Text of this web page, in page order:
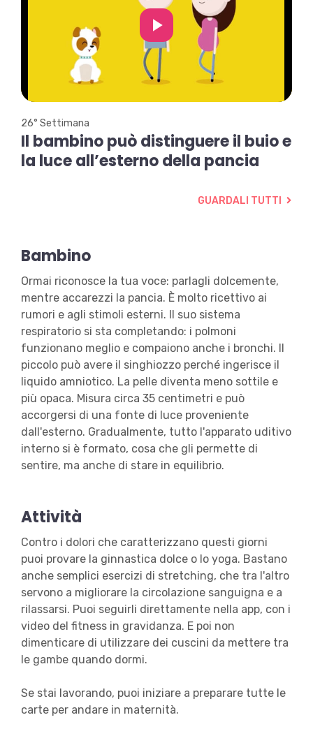
Play
Video
26° Settimana
Il bambino può distinguere il buioe
la luce all’esterno della pancia
GUARDALI TUTTI
Bambino
Ormai riconosce la tua voce: parlagli dolcemente,
mentre accarezzi la pancia. È molto ricettivo ai
rumori e agli stimoli esterni. Il suo sistema
respiratorio si sta completando: i polmoni
funzionano meglio e compaiono anche i bronchi. Il
piccolo può avere il singhiozzo perché ingerisce il
liquido amniotico. La pelle diventa meno sottile e
più opaca. Misura circa 35 centimetri e può
accorgersi di una fonte di luce proveniente
dall'esterno. Gradualmente, tutto l'apparato uditivo
interno si è formato, cosa che gli permette di
sentire, ma anche di stare in equilibrio.
Attività
Contro i dolori che caratterizzano questi giorni
puoi provare la ginnastica dolce o lo yoga. Bastano
anche semplici esercizi di stretching, che tra l'altro
servono a migliorare la circolazione sanguigna e a
rilassarsi. Puoi seguirli direttamente nella app, con i
video del fitness in gravidanza. E poi non
dimenticare di utilizzare dei cuscini da mettere tra
le gambe quando dormi.
Se stai lavorando, puoi iniziare a preparare tutte le
carte per andare in maternità.